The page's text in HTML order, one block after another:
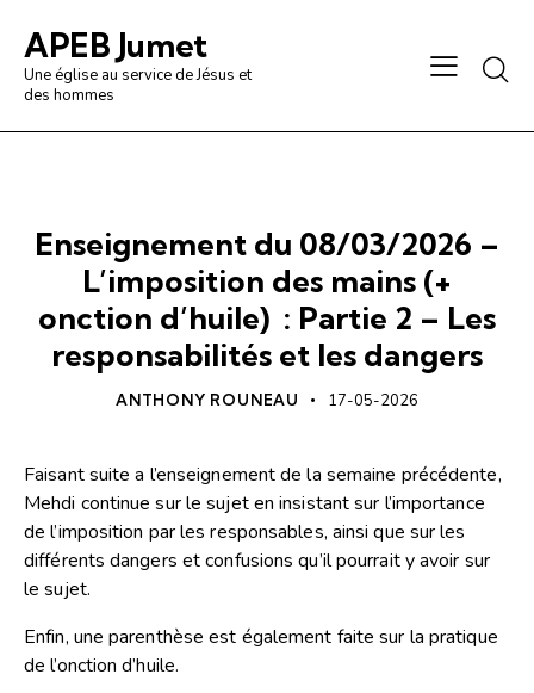
APEB Jumet
Une église au service de Jésus et
des hommes
Enseignement du 08/03/2026 –
L’imposition des mains (+
onction d’huile) : Partie 2 – Les
responsabilités et les dangers
ANTHONY ROUNEAU 17-05-2026
Faisant suite a l’enseignement de la semaine précédente,
Mehdi continue sur le sujet en insistant sur l’importance
de l’imposition par les responsables, ainsi que sur les
différents dangers et confusions qu’il pourrait y avoir sur
le sujet.
Enfin, une parenthèse est également faite sur la pratique
de l’onction d’huile.